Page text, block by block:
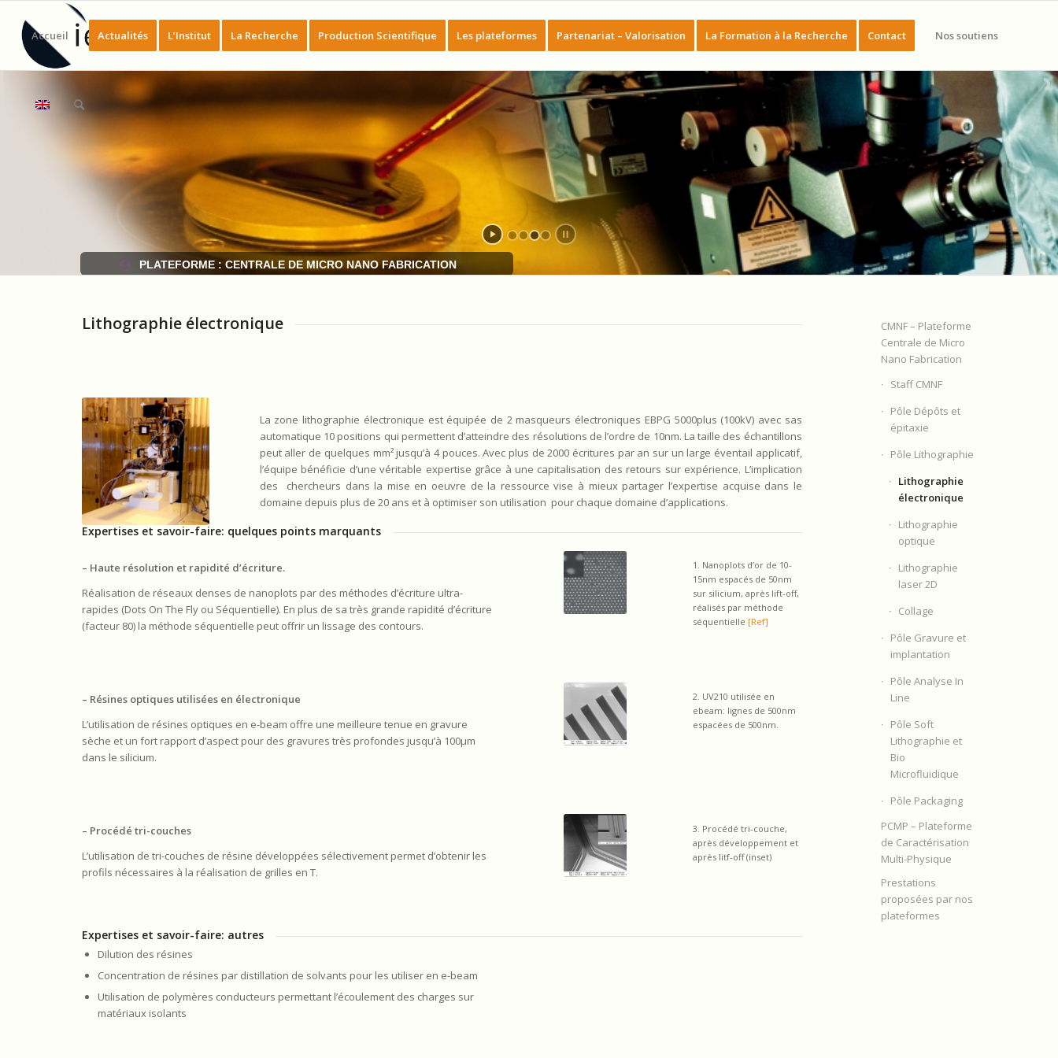
Accueil Actualités L’Institut La Recherche Production Scientifique Les plateformes Partenariat – Valorisation La Formation à la Recherche Contact Nos soutiens
PLATEFORME : CENTRALE DE MICRO NANO FABRICATION
Lithographie électronique
La zone lithographie électronique est équipée de 2 masqueurs électroniques EBPG 5000plus (100kV) avec sas
automatique 10 positions qui permettent d’atteindre des résolutions de l’ordre de 10nm. La taille des échantillons
peut aller de quelques mm² jusqu’à 4 pouces. Avec plus de 2000 écritures par an sur un large éventail applicatif,
l’équipe bénéficie d’une véritable expertise grâce à une capitalisation des retours sur expérience. L’implication
des chercheurs dans la mise en oeuvre de la ressource vise à mieux partager l’expertise acquise dans le
domaine depuis plus de 20 ans et à optimiser son utilisation pour chaque domaine d’applications.
Expertises et savoir-faire: quelques points marquants
– Haute résolution et rapidité d’écriture.
Réalisation de réseaux denses de nanoplots par des méthodes d’écriture ultra-
rapides (Dots On The Fly ou Séquentielle). En plus de sa très grande rapidité d’écriture
(facteur 80) la méthode séquentielle peut offrir un lissage des contours.
1. Nanoplots d’or de 10-
15nm espacés de 50nm
sur silicium, après lift-off,
réalisés par méthode
séquentielle [Ref]
– Résines optiques utilisées en électronique
L’utilisation de résines optiques en e-beam offre une meilleure tenue en gravure
sèche et un fort rapport d’aspect pour des gravures très profondes jusqu’à 100µm
dans le silicium.
2. UV210 utilisée en
ebeam: lignes de 500nm
espacées de 500nm.
– Procédé tri-couches
L’utilisation de tri-couches de résine développées sélectivement permet d’obtenir les
profils nécessaires à la réalisation de grilles en T.
3. Procédé tri-couche,
après développement et
après litf-off(inset)
Expertises et savoir-faire: autres
Dilution des résines
Concentration de résines par distillation de solvants pour les utiliser en e-beam
Utilisation de polymères conducteurs permettant l’écoulement des charges sur
matériaux isolants
CMNF – Plateforme
Centrale de Micro
Nano Fabrication
Staff CMNF
Pôle Dépôts et
épitaxie
Pôle Lithographie
Lithographie
électronique
Lithographie
optique
Lithographie
laser 2D
Collage
Pôle Gravure et
implantation
Pôle Analyse In
Line
Pôle Soft
Lithographie et
Bio
Microfluidique
Pôle Packaging
PCMP – Plateforme
de Caractérisation
Multi-Physique
Prestations
proposées par nos
plateformes